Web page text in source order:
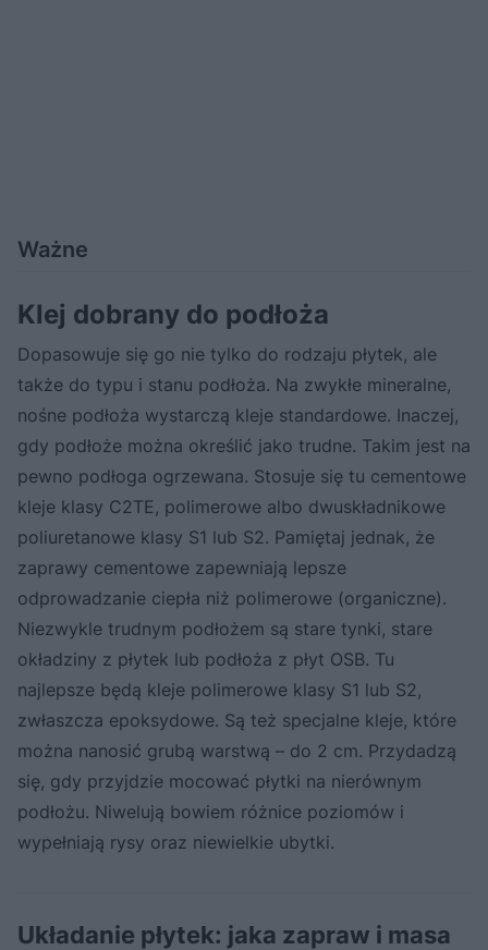
Ważne
Klej dobrany do podłoża
Dopasowuje się go nie tylko do rodzaju płytek, ale
także do typu i stanu podłoża. Na zwykłe mineralne,
nośne podłoża wystarczą kleje standardowe. Inaczej,
gdy podłoże można określić jako trudne. Takim jest na
pewno podłoga ogrzewana. Stosuje się tu cementowe
kleje klasy C2TE, polimerowe albo dwuskładnikowe
poliuretanowe klasy S1 lub S2. Pamiętaj jednak, że
zaprawy cementowe zapewniają lepsze
odprowadzanie ciepła niż polimerowe (organiczne).
Niezwykle trudnym podłożem są stare tynki, stare
okładziny z płytek lub podłoża z płyt OSB. Tu
najlepsze będą kleje polimerowe klasy S1 lub S2,
zwłaszcza epoksydowe. Są też specjalne kleje, które
można nanosić grubą warstwą – do 2 cm. Przydadzą
się, gdy przyjdzie mocować płytki na nierównym
podłożu. Niwelują bowiem różnice poziomów i
wypełniają rysy oraz niewielkie ubytki.
Układanie płytek: jaka zapraw i masa